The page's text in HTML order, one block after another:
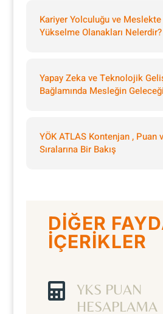
Kariyer Yolculuğu ve Meslekte
Yükselme Olanakları Nelerdir?
Yapay Zeka ve Teknolojik
Bağlamında Mesleğin
YÖK ATLAS Kontenjan , Puan
Sıralarına Bir Bakış
DİĞER
İÇERİKLER

YKS PUAN
HESAPLAMA